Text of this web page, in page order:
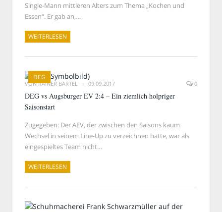
Single-Mann mittleren Alters zum Thema „Kochen und
Essen“. Er gab an,…
WEITERLESEN
DEG
VONRAINER BARTEL 09.09.2017 0
DEG vs Augsburger EV 2:4 – Ein ziemlich holpriger
Saisonstart
Zugegeben: Der AEV, der zwischen den Saisons kaum
Wechsel in seinem Line-Up zu verzeichnen hatte, war als
eingespieltes Team nicht…
WEITERLESEN